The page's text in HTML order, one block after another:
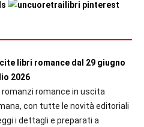
libri romance dal 29 giugno
2026
romanzi romance in uscita
con tutte le novità editoriali
i dettagli e preparati a